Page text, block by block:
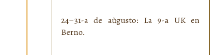
24–31-a de aŭgusto: La 9-a UK en
Berno.